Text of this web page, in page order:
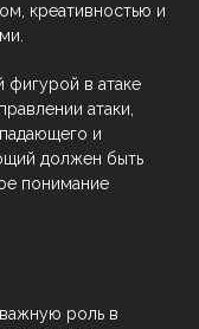
креативностью и
фигурой в атаке
атаки,
и
должен быть
понимание
роль в